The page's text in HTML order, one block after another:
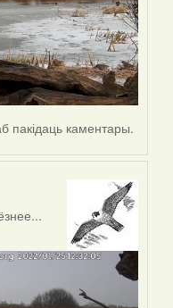
пакідаць каментары.